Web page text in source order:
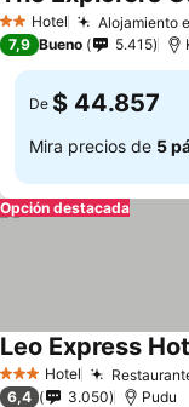
2 Estrellas
Hotel Alojamiento
7,9 Bueno 5.415
De $ 44.857
Mira precios de 5
Opción destacada
3 Estrellas
Hotel
Leo Express
6,4 3.050 Pudu